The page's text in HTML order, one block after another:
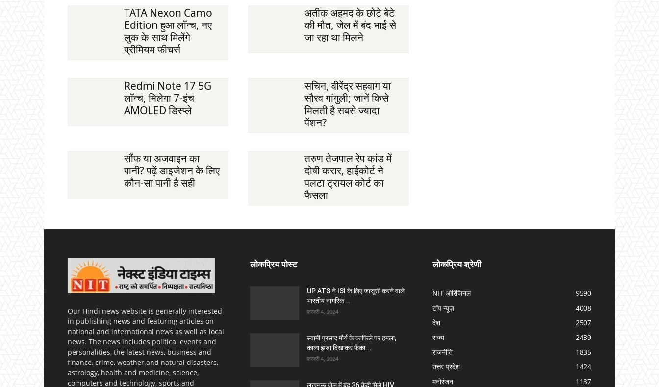
TATA Nexon Camo
Edition हुआ लॉन्च, नए
लुक के साथ मिलेंगे
प्रीमियम फीचर्स
अतीक अहमद के छोटे बेटे
की मौत, जेल में बंद भाई से
जा रहा था मिलने
Redmi Note 17 5G
लॉन्च, मिलेगा 7-इंच
AMOLED डिस्प्ले
सचिन, वीरेंद्र सहवाग या
सौरव गांगुली; जानें किसे
मिलती है सबसे ज्यादा
पेंशन?
सौंफ या अजवाइन का
पानी? पढ़ें डाइजेशन के लिए
कौन-सा पानी है सही
तरुण तेजपाल रेप कांड में
दोषी करार, हाईकोर्ट ने
पलटा ट्रायल कोर्ट का
फैसला
Our Hindi news website is generally interested
in publishing news and featuring articles on
national and international news as well as local
news. The news includes political events and
personalities, the latest news, business and
finance, crime, weather and natural disasters,
astrology, health and medicine, science,
computers and technology, sports and
लोकप्रिय पोस्ट
UP ATS ने ISI के लिए जासूसी करने वाले
भारतीय नागरिक...
फ़रवरी 4, 2024
स्वामी प्रसाद मौर्य के काफिले पर हमला,
काला झंडा दिखाकर फेंका...
फ़रवरी 4, 2024
लखनऊ जेल में बंद 36 कैदी मिले HIV
लोकप्रिय श्रेणी
NIT ओरिजिनल
9590
टॉप न्यूज़
4008
देश
2507
राज्य
2439
राजनीति
1835
उत्तर प्रदेश
1424
मनोरंजन
1137